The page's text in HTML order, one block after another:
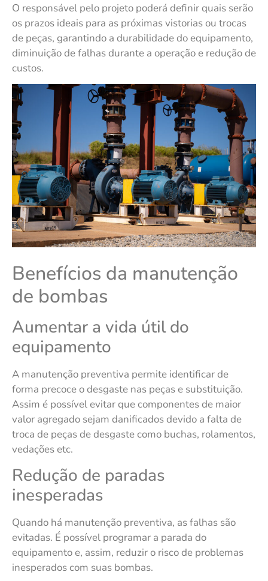
O responsável pelo projeto poderá definir quais serão
os prazos ideais para as próximas vistorias ou trocas
de peças, garantindo a durabilidade do equipamento,
diminuição de falhas durante a operação e redução de
custos.
Benefícios da manutenção
de bombas
Aumentar a vida útil do
equipamento
A manutenção preventiva permite identificar de
forma precoce o desgaste nas peças e substituição.
Assim é possível evitar que componentes de maior
valor agregado sejam danificados devido a falta de
troca de peças de desgaste como buchas, rolamentos,
vedações etc.
Redução de paradas
inesperadas
Quando há manutenção preventiva, as falhas são
evitadas. É possível programar a parada do
equipamento e, assim, reduzir o risco de problemas
inesperados com suas bombas.